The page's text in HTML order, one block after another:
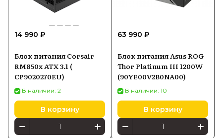
14 990 ₽
Блок питания Corsair
RM850x ATX 3.1 (
CP9020270EU)
В наличии: 2
В корзину
63 990 ₽
Блок питания Asus ROG
Thor Platinum III 1200W
(90YE00V2B0NA00)
В наличии: 10
В корзину